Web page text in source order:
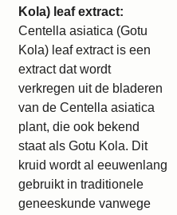
Kola) leaf extract:
Centella asiatica (Gotu
Kola) leaf extract is een
extract dat wordt
verkregen uit de bladeren
van de Centella asiatica
plant, die ook bekend
staat als Gotu Kola. Dit
kruid wordt al eeuwenlang
gebruikt in traditionele
geneeskunde vanwege